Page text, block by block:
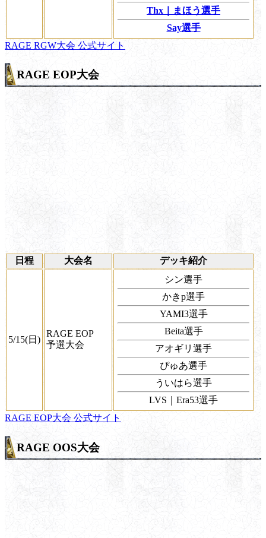
Thx｜まほう選手
Say選手
RAGE RGW大会 公式サイト
RAGE EOP大会
日程 大会名 デッキ紹介
5/15(日)
RAGE EOP
予選大会
シン選手
かきp選手
YAMI3選手
Beita選手
アオギリ選手
ぴゅあ選手
ういはら選手
LVS｜Era53選手
RAGE EOP大会 公式サイト
RAGE OOS大会